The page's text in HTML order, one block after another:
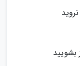
بشویید